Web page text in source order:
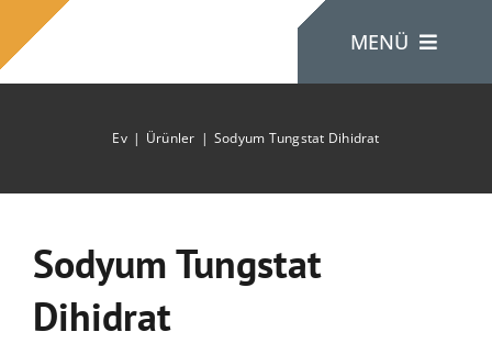
İçeriğe
atla
MENÜ
Ev
Ev Ürünler Sodyum Tungstat Dihidrat
Sodyum Tungstat
Dihidrat